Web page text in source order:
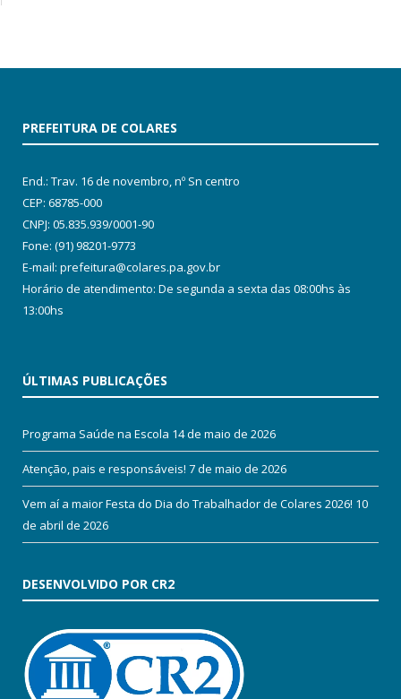
PREFEITURA DE COLARES
End.: Trav. 16 de novembro, nº Sn centro
CEP: 68785-000
CNPJ: 05.835.939/0001-90
Fone: (91) 98201-9773
E-mail: prefeitura@colares.pa.gov.br
Horário de atendimento: De segunda a sexta das 08:00hs às
13:00hs
ÚLTIMAS PUBLICAÇÕES
Programa Saúde na Escola 14 de maio de 2026
Atenção, pais e responsáveis! 7 de maio de 2026
Vem aí a maior Festa do Dia do Trabalhador de Colares 2026! 10
de abril de 2026
DESENVOLVIDO POR CR2